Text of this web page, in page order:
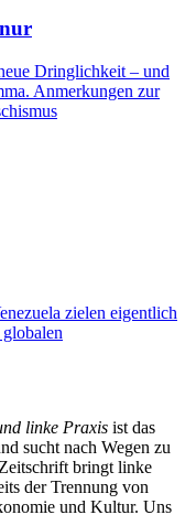
Dringlichkeit – und
Anmerkungen zur
zielen eigentlich
linke Praxis ist das
sucht nach Wegen zu
bringt linke
der Trennung von
und Kultur. Uns